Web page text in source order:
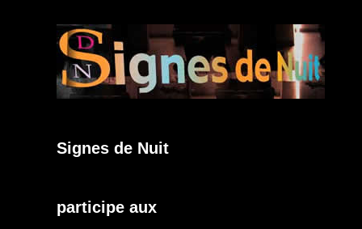
Signes de Nuit
participe aux